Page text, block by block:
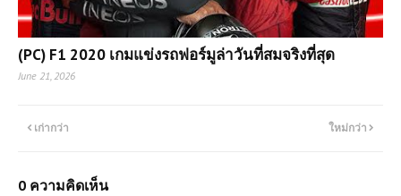
(PC) F1 2020 เกมแข่งรถฟอร์มูล่าวันที่สมจริงที่สุด
June 21, 2026
ใหม่กว่า
เก่ากว่า
0 ความคิดเห็น